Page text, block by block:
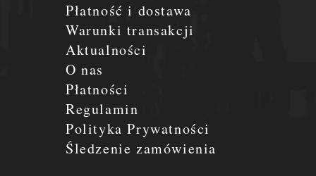
Płatność i dostawa
Warunki transakcji
Aktualności
O nas
Płatności
Regulamin
Polityka Prywatności
Śledzenie zamówienia